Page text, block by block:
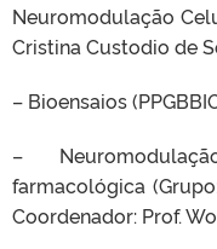
Neuromodulação
Cristina Custodio de
– Bioensaios
–
farmacológica
Coordenador: Prof.